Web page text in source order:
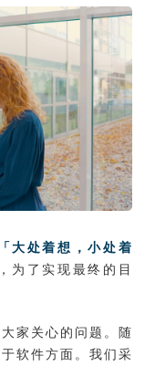
「大处着想，小处着
为了实现最终的目
家关心的问题。随
软件方面。我们采